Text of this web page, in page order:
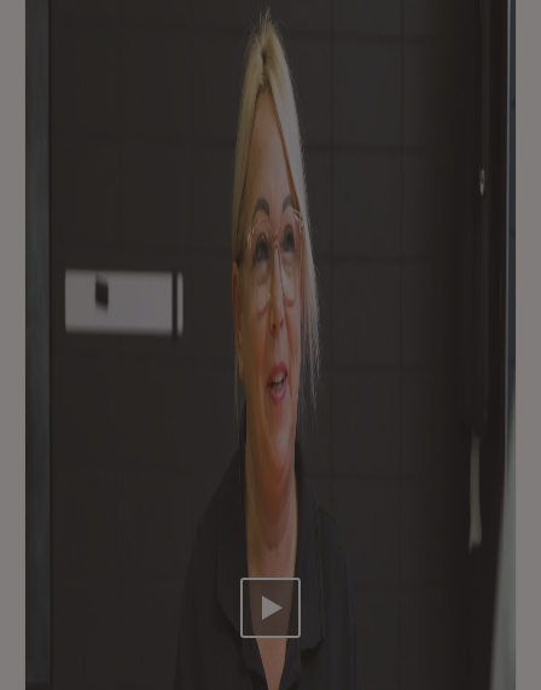
Video abspielen